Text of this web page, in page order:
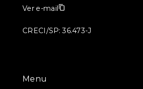
Menu
Ver e-mail
CRECI/SP: 36.473-J